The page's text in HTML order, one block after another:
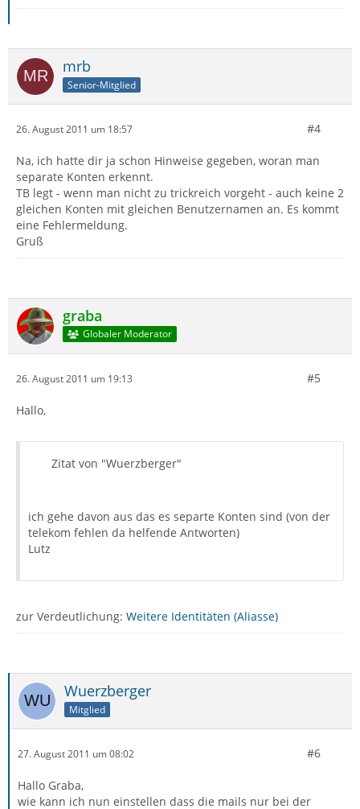
mrb
Senior-Mitglied
26. August 2011 um 18:57 #4
Na, ich hatte dir ja schon Hinweise gegeben, woran man
separate Konten erkennt.
TB legt - wenn man nicht zu trickreich vorgeht - auch keine 2
gleichen Konten mit gleichen Benutzernamen an. Es kommt
eine Fehlermeldung.
Gruß
graba
Globaler Moderator
26. August 2011 um 19:13 #5
Hallo,
Zitat von "Wuerzberger"
ich gehe davon aus das es separte Konten sind (von der
telekom fehlen da helfende Antworten)
Lutz
zur Verdeutlichung: Weitere Identitäten (Aliasse)
Wuerzberger
Mitglied
27. August 2011 um 08:02 #6
Hallo Graba,
wie kann ich nun einstellen dass die mails nur bei der